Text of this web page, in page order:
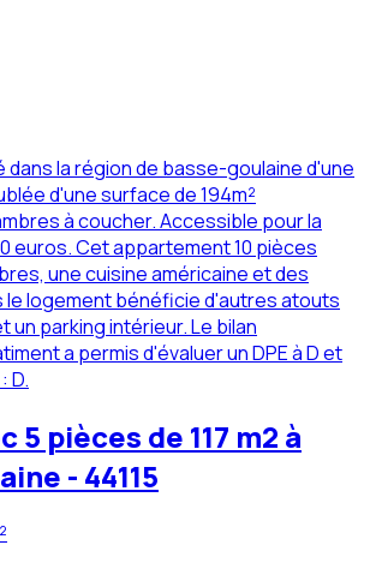
dans la région de basse-goulaine d'une
d'une surface de 194m²
à coucher. Accessible pour la
euros. Cet appartement 10 pièces
une cuisine américaine et des
le logement bénéficie d'autres atouts
un parking intérieur. Le bilan
a permis d'évaluer un DPE à D et
D.
5 pièces de 117 m2 à
- 44115